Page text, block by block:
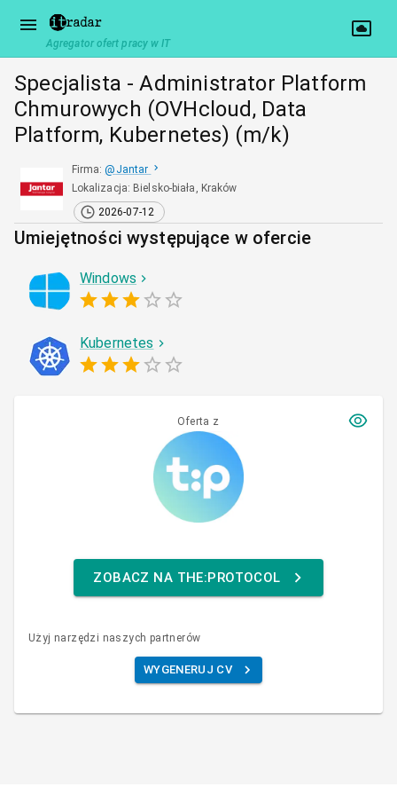
Agregator ofert pracy w IT
Specjalista - Administrator Platform
Chmurowych (OVHcloud, Data
Platform, Kubernetes) (m/k)
Firma: @ Jantar
Lokalizacja: Bielsko-biała, Kraków
2026-07-12
Umiejętności występujące w ofercie
Windows
Kubernetes
Oferta z
ZOBACZ NA THE:PROTOCOL
Użyj narzędzi naszych partnerów
WYGENERUJ CV